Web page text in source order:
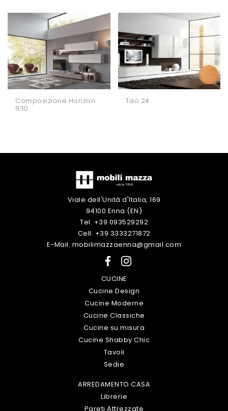
Composizione Horizon
930
Tao 24
Viale dell'Unità d'Italia, 169
94100 Enna (EN)
Tel. +39 093529292
Cell. +39 3333271872
E-Mail. mobilimazzaenna@gmail.com
CUCINE
Cucine Design
Cucine Moderne
Cucine Classiche
Cucine su misura
Cucine Shabby Chic
Tavoli
Sedie
ARREDAMENTO CASA
Librerie
Pareti Attrezzate